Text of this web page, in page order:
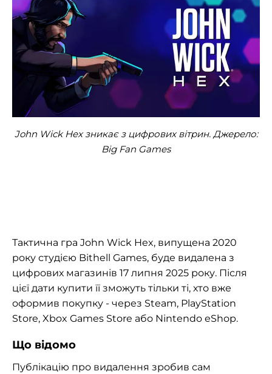
John Wick Hex зникає з цифрових вітрин. Джерело:
Big Fan Games
Тактична гра John Wick Hex, випущена 2020
року студією Bithell Games, буде видалена з
цифрових магазинів 17 липня 2025 року. Після
цієї дати купити її зможуть тільки ті, хто вже
оформив покупку - через Steam, PlayStation
Store, Xbox Games Store або Nintendo eShop.
Що відомо
Публікацію про видалення зробив сам